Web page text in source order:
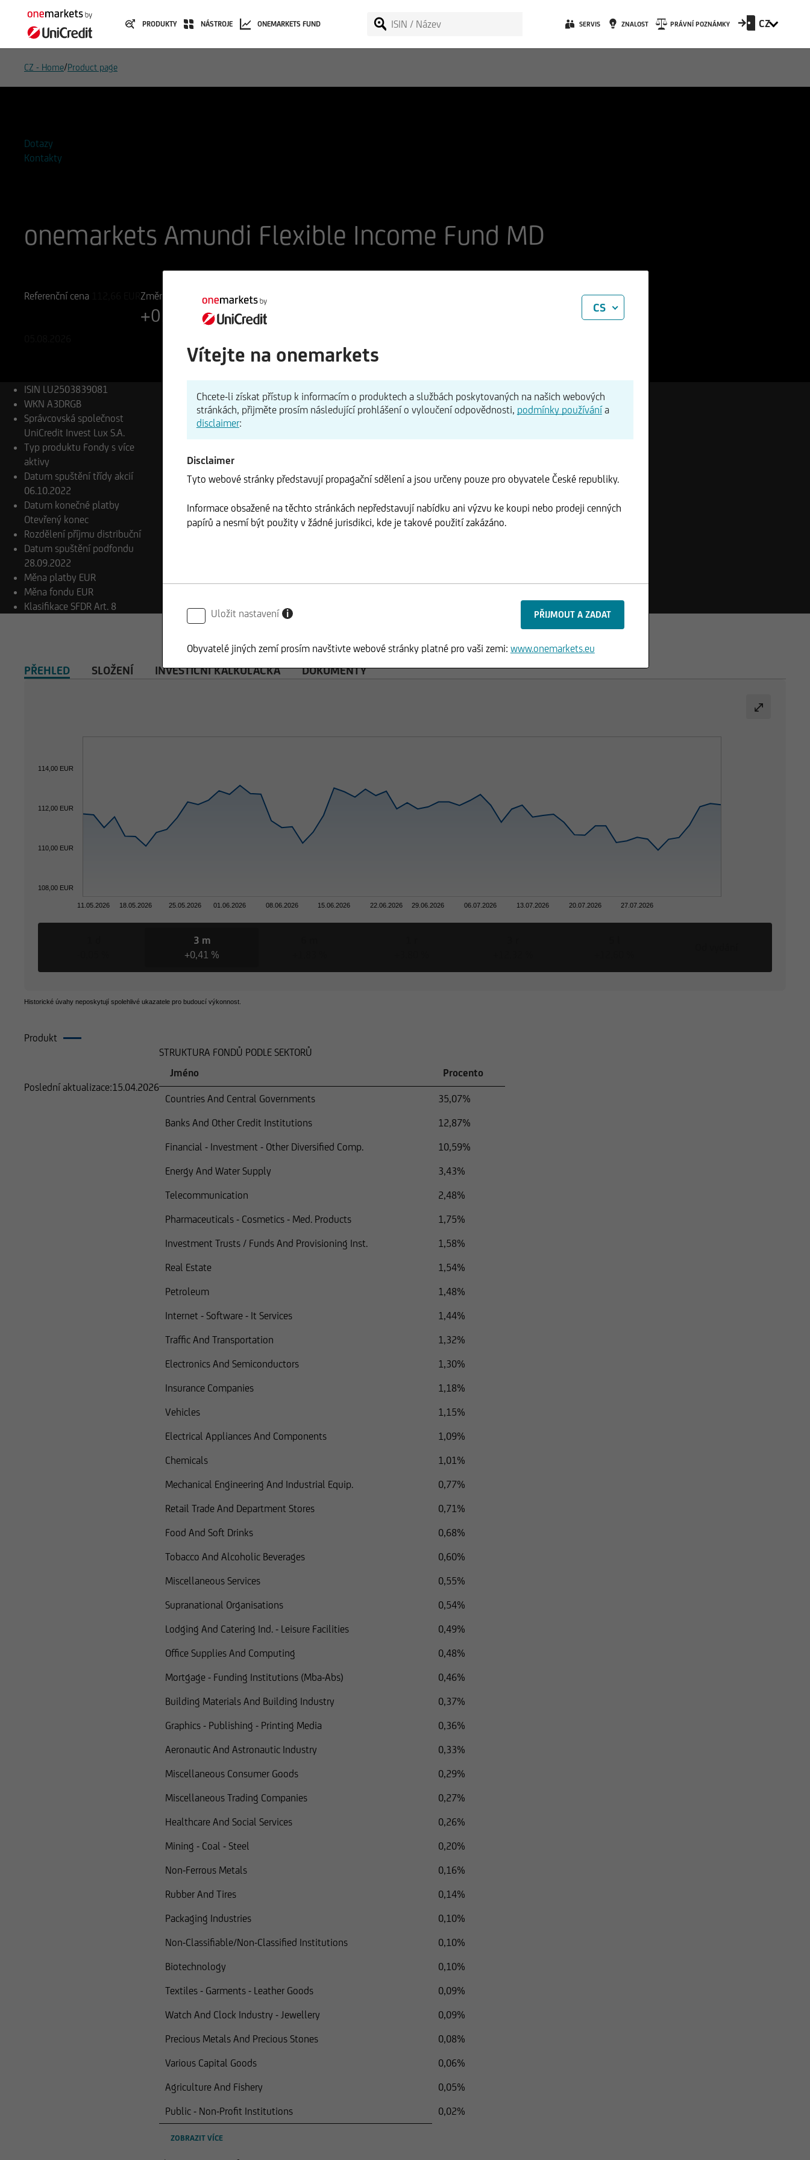
PRODUKTY NÁSTROJE ONEMARKETS FUND SERVIS ZNALOST PRÁVNÍ POZNÁMKY CZ
CZ - Home/Product page
Dotazy
Kontakty
onemarkets Amundi Flexible Income Fund MD
Referenční cena
Změna
+0,14%+0,16 EUR
ISIN LU2503839081
WKN A3DRGB
Správcovská společnost
UniCredit Invest Lux S.A.
Typ produktu Fondy s více
aktivy
Datum spuštění třídy akcií
06.10.2022
Datum konečné platby
Otevřený konec
Rozdělení příjmu distribuční
Datum spuštění podfondu
28.09.2022
Měna platby EUR
Měna fondu EUR
Klasifikace SFDR Art. 8
PŘEHLED SLOŽENÍ INVESTIČNÍ KALKULAČKA DOKUMENTY
11.05.2026 18.05.2026 25.05.2026 01.06.2026 08.06.2026 15.06.2026 22.06.2026 29.06.2026 06.07.2026 13.07.2026 20.07.2026 27.07.2026
110,00 EUR
108,00 EUR
112,00 EUR
114,00 EUR
3 m
+0,41 %
Historické úvahy neposkytují spolehlivé ukazatele pro budoucí výkonnost.
Produkt
Poslední aktualizace:15.04.2026
STRUKTURA FONDŮ PODLE SEKTORŮ
Jméno
Procento
Countries And Central Governments
35,07%
Banks And Other Credit Institutions
12,87%
Financial - Investment - Other Diversified Comp.
10,59%
Energy And Water Supply
3,43%
Telecommunication
2,48%
Pharmaceuticals - Cosmetics - Med. Products
1,75%
Investment Trusts / Funds And Provisioning Inst.
1,58%
Real Estate
1,54%
Petroleum
1,48%
Internet - Software - It Services
1,44%
Traffic And Transportation
1,32%
Electronics And Semiconductors
1,30%
Insurance Companies
1,18%
Vehicles
1,15%
Electrical Appliances And Components
1,09%
Chemicals
1,01%
Mechanical Engineering And Industrial Equip.
0,77%
Retail Trade And Department Stores
0,71%
Food And Soft Drinks
0,68%
Tobacco And Alcoholic Beverages
0,60%
Miscellaneous Services
0,55%
Supranational Organisations
0,54%
Lodging And Catering Ind. - Leisure Facilities
0,49%
Office Supplies And Computing
0,48%
Mortgage - Funding Institutions (Mba-Abs)
0,46%
Building Materials And Building Industry
0,37%
Graphics - Publishing - Printing Media
0,36%
Aeronautic And Astronautic Industry
0,33%
Miscellaneous Consumer Goods
0,29%
Miscellaneous Trading Companies
0,27%
Healthcare And Social Services
0,26%
Mining - Coal - Steel
0,20%
Non-Ferrous Metals
0,16%
Rubber And Tires
0,14%
Packaging Industries
0,10%
Non-Classifiable/Non-Classified Institutions
0,10%
Biotechnology
0,10%
Textiles - Garments - Leather Goods
0,09%
Watch And Clock Industry - Jewellery
0,09%
Precious Metals And Precious Stones
0,08%
Various Capital Goods
0,06%
Agriculture And Fishery
0,05%
Public - Non-Profit Institutions
0,02%
ZOBRAZIT VÍCE
CS
Vítejte na onemarkets
Chcete-li získat přístup k informacím o produktech a službách poskytovaných na našich webových
stránkách, přijměte prosím následující prohlášení o vyloučení odpovědnosti, podmínky používánía
disclaimer:
Disclaimer
Tyto webové stránky představují propagační sdělení a jsou určeny pouze pro obyvatele České republiky.
Informace obsažené na těchto stránkách nepředstavují nabídku ani výzvu ke koupi nebo prodeji cenných
papírů a nesmí být použity v žádné jurisdikci, kde je takové použití zakázáno.
Uložit nastavení i
Obyvatelé jiných zemí prosím navštivte webové stránky platné pro vaši zemi: www.onemarkets.eu